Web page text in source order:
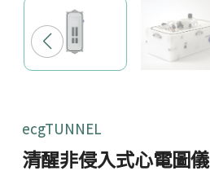
ecgTUNNEL
清醒非侵入式心電圖儀